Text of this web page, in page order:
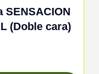
SENSACION
(Doble cara)